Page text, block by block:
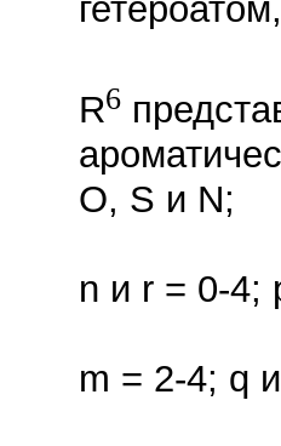
R6
O, S и N;
n и r = 0-4;
m = 2-4; q